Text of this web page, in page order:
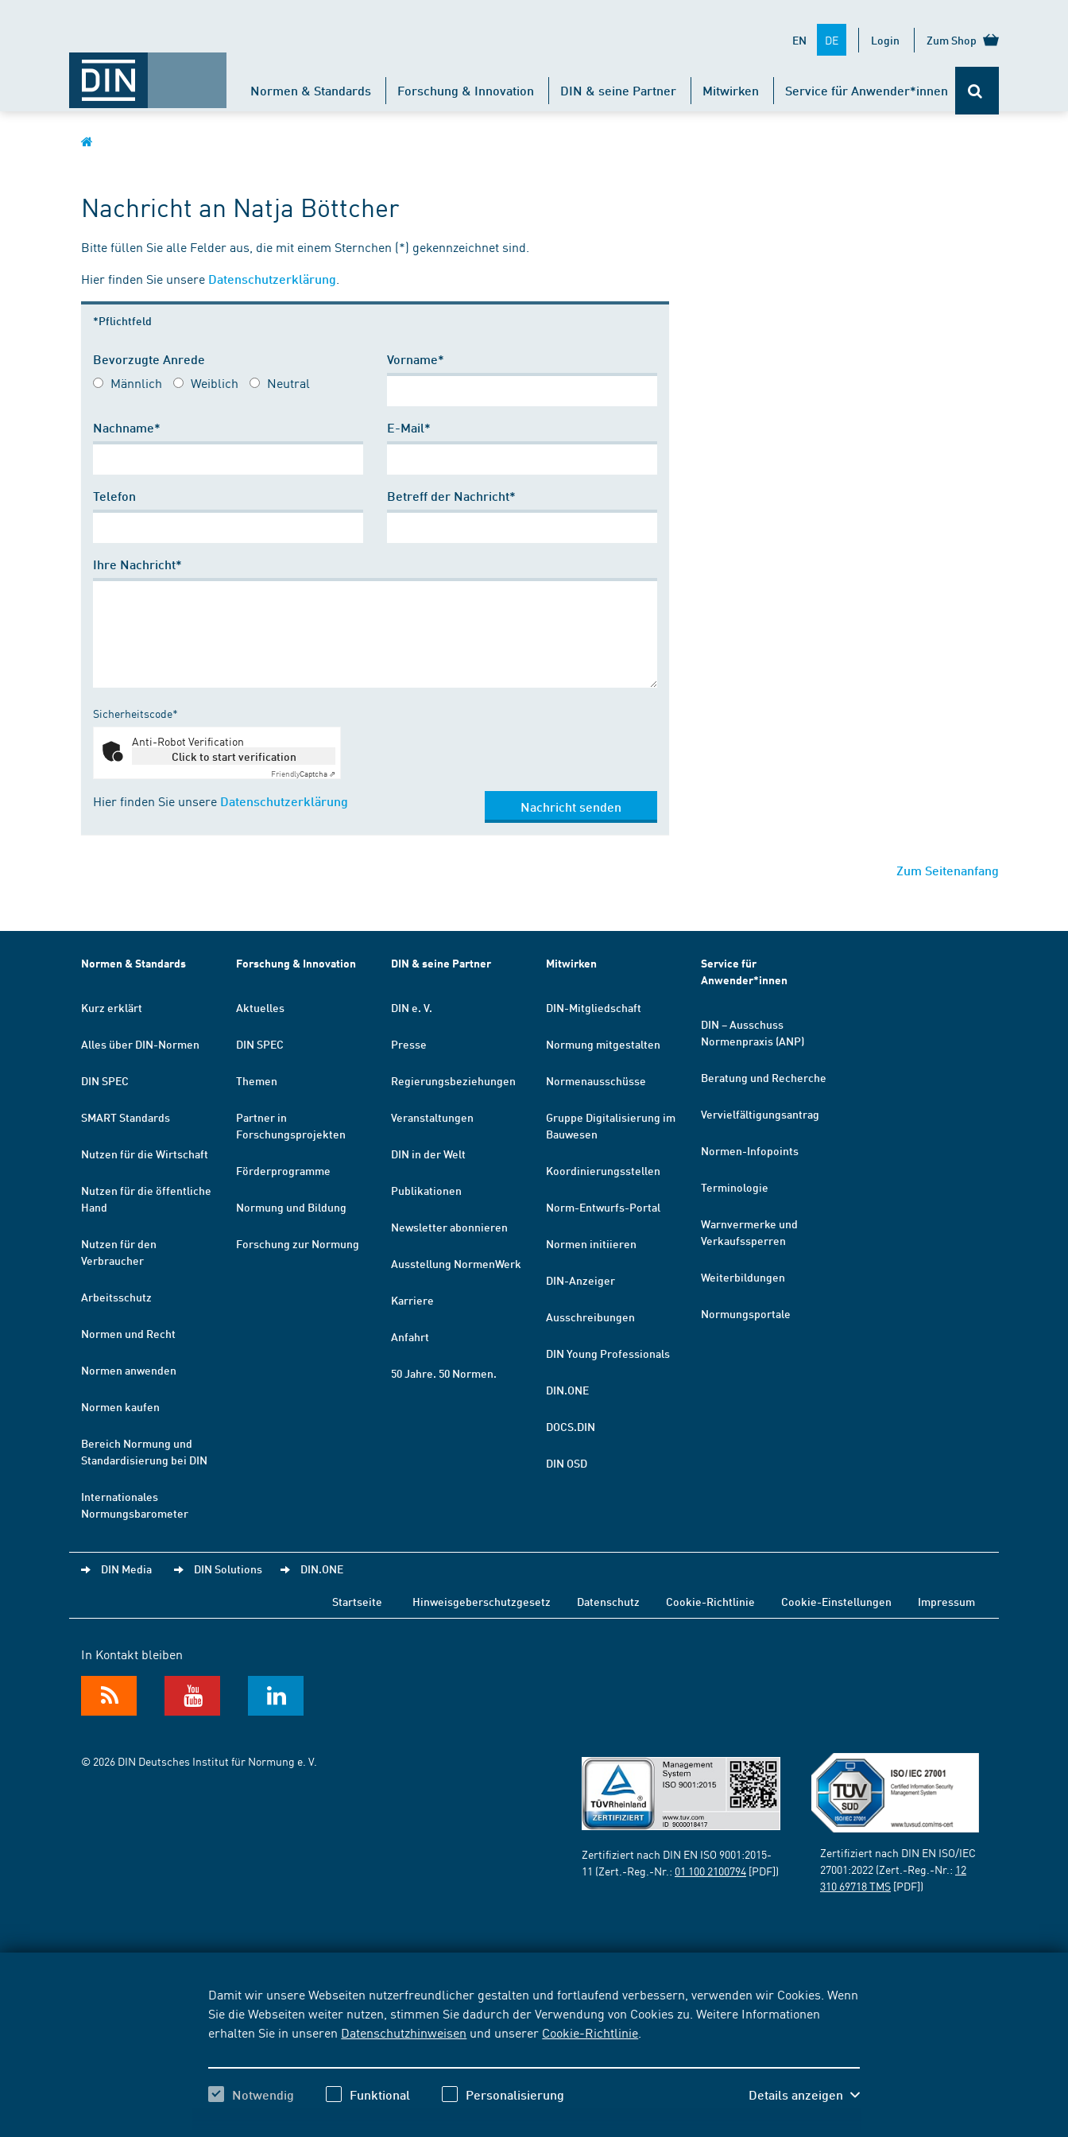
Damit wir unsere Webseiten nutzerfreundlicher gestalten und fortlaufend verbessern, verwenden wir Cookies. Wenn
Sie die Webseiten weiter nutzen, stimmen Sie dadurch der Verwendung von Cookies zu. Weitere Informationen
erhalten Sie in unseren Datenschutzhinweisen und unserer Cookie-Richtlinie
Notwendig Funktional Personalisierung Details anzeigen
EN DE Login Zum Shop
Normen & Standards Forschung & Innovation DIN & seine Partner Mitwirken Service für Anwender*innen
Nachricht an Natja Böttcher
Bitte füllen Sie alle Felder aus, die mit einem Sternchen (*) gekennzeichnet sind.
Hier finden Sie unsere Datenschutzerklärung
*Pflichtfeld
Bevorzugte Anrede
Männlich Weiblich Neutral
Vorname*
Nachname* E-Mail*
Telefon Betreff der Nachricht*
Ihre Nachricht*
Sicherheitscode*
Anti-Robot Verification
Click to start verification
FriendlyCaptcha ⇗
Hier finden Sie unsere Datenschutzerklärung Nachricht senden
Zum Seitenanfang
Normen & Standards
Kurz erklärt
Alles über DIN-Normen
DIN SPEC
SMART Standards
Nutzen für die Wirtschaft
Nutzen für die öffentliche
Hand
Nutzen für den
Verbraucher
Arbeitsschutz
Normen und Recht
Normen anwenden
Normen kaufen
Bereich Normung und
Standardisierung bei DIN
Internationales
Normungsbarometer
Forschung & Innovation
Aktuelles
DIN SPEC
Themen
Partner in
Forschungsprojekten
Förderprogramme
Normung und Bildung
Forschung zur Normung
DIN & seine Partner
DIN e. V.
Presse
Regierungsbeziehungen
Veranstaltungen
DIN in der Welt
Publikationen
Newsletter abonnieren
Ausstellung NormenWerk
Karriere
Anfahrt
50 Jahre. 50 Normen.
Mitwirken
DIN-Mitgliedschaft
Normung mitgestalten
Normenausschüsse
Gruppe Digitalisierung im
Bauwesen
Koordinierungsstellen
Norm-Entwurfs-Portal
Normen initiieren
DIN-Anzeiger
Ausschreibungen
DIN Young Professionals
DIN.ONE
DOCS.DIN
DIN OSD
Service für
Anwender*innen
DIN – Ausschuss
Normenpraxis (ANP)
Beratung und Recherche
Vervielfältigungsantrag
Normen-Infopoints
Terminologie
Warnvermerke und
Verkaufssperren
Weiterbildungen
Normungsportale
DIN Media DIN Solutions DIN.ONE
Startseite Hinweisgeberschutzgesetz Datenschutz Cookie-Richtlinie Cookie-Einstellungen Impressum
In Kontakt bleiben
© 2026 DIN Deutsches Institut für Normung e. V.
Zertifiziert nach DIN EN ISO 9001:2015-
11 (Zert.-Reg.-Nr.: 01 100 2100794 [PDF])
Zertifiziert nach DIN EN ISO/IEC
27001:2022 (Zert.-Reg.-Nr.: 12
310 69718 TMS [PDF])